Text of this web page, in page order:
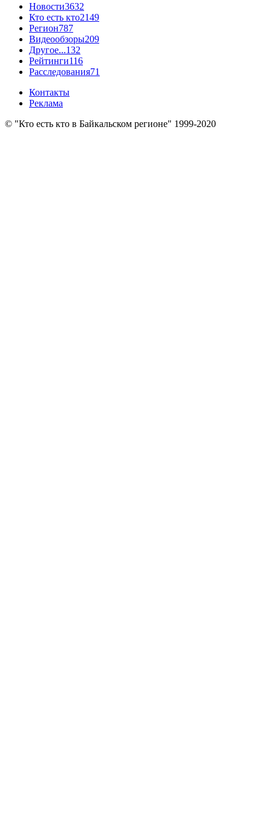
Новости3632
Кто есть кто2149
Регион787
Видеообзоры209
Другое...132
Рейтинги116
Расследования71
Контакты
Реклама
© "Кто есть кто в Байкальском регионе" 1999-2020